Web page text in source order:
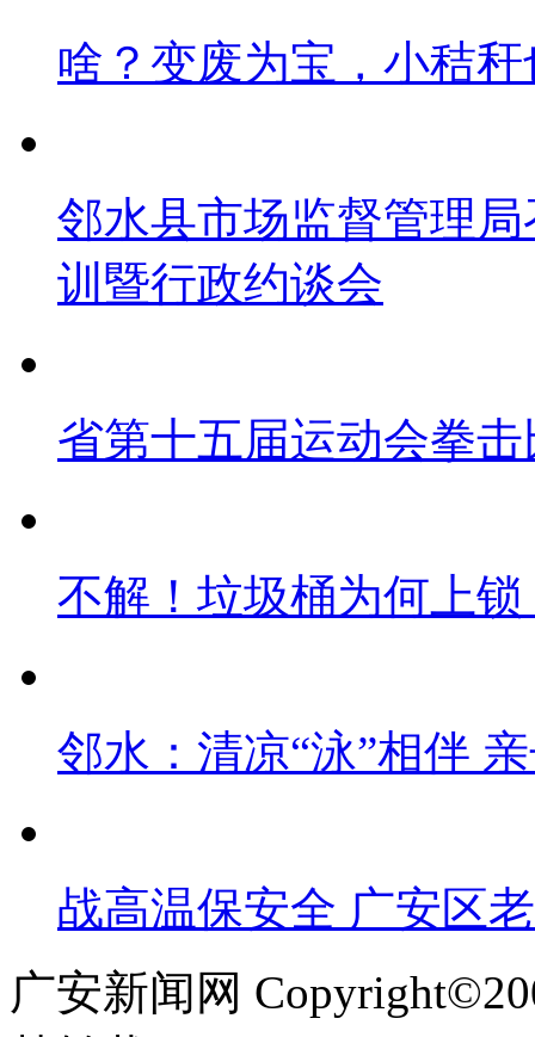
啥？变废为宝，小秸
邻水县市场监督管理
训暨行政约谈会
省第十五届运动会拳
不解！垃圾桶为何上锁
邻水：清凉“泳”相伴
战高温保安全 广安区
广安新闻网